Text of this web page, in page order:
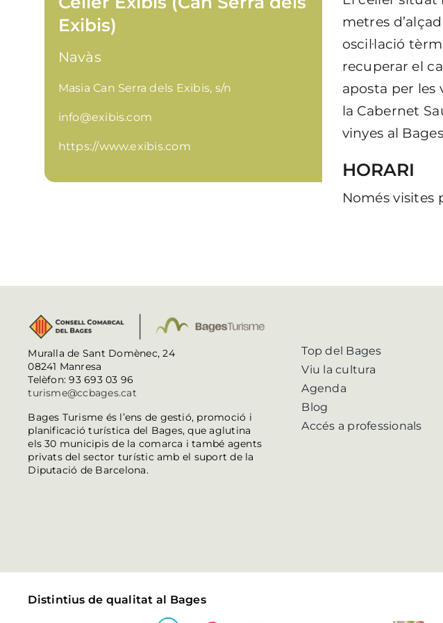
Exibis)
Navàs
Masia Can Serra dels Exibis, s/n
info@exibis.com
https://www.exibis.com
metres
oscil·lació
recuperar el
aposta per
la Cabernet
vinyes al
HORARI
Només visites
Muralla de Sant Domènec, 24
08241 Manresa
Telèfon: 93 693 03 96
turisme@ccbages.cat
Bages Turisme és l’ens de gestió, promoció i
planificació turística del Bages, que aglutina
els 30 municipis de la comarca i també agents
privats del sector turístic amb el suport de la
Diputació de Barcelona.
Top del Bages
Viu la cultura
Agenda
Blog
Accés a professionals
Distintius de qualitat al Bages